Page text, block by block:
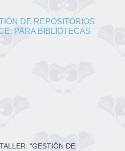
DE REPOSITORIOS
PARA BIBLIOTECAS
"GESTIÓN DE